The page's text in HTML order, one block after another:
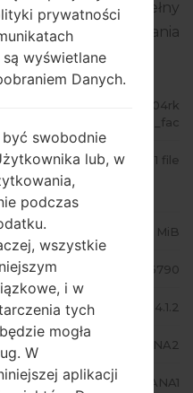
Bean 4.1.2. Pełny
oprogramowania
Samsungtutaj
fyd4u_fac
1 file
604.36 MiB
Samsung GT-S6790
Android Jelly Bean 4.1.2
S6790XXANA2
S6790OJVANA1
prywatności
wyświetlane
Danych.
swobodnie
lub, w
podczas
wszystkie
i w
tych
mogła
W
aplikacji